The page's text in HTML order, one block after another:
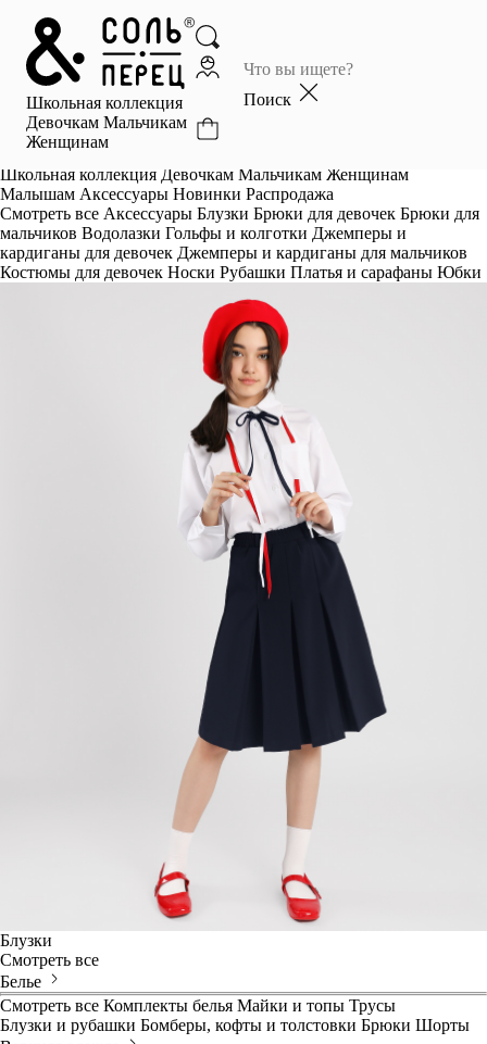
Школьная коллекция
Девочкам Мальчикам
Женщинам
Поиск
Главная
Каталог
Избранное
Школьная коллекция Девочкам Мальчикам Женщинам
Малышам Аксессуары Новинки Распродажа
Смотреть все Аксессуары Блузки Брюки для девочек Брюки для
мальчиков Водолазки Гольфы и колготки Джемперы и
кардиганы для девочек Джемперы и кардиганы для мальчиков
Костюмы для девочек Носки Рубашки Платья и сарафаны Юбки
Блузки
Смотреть все
Белье
Смотреть все Комплекты белья Майки и топы Трусы
Блузки и рубашки Бомберы, кофты и толстовки Брюки Шорты